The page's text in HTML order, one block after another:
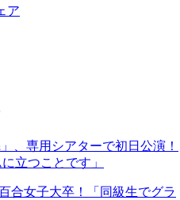
、専用シアターで初日公演！
立つことです」
合女子大卒！「同級生でグラ